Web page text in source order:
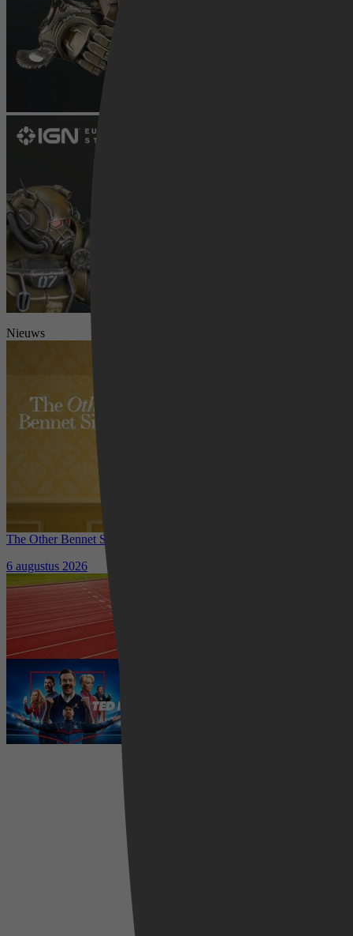
Nieuws
The Other Bennet Sister nu te zien op HBO Max: romantisch
kostuumdrama krijgt lovende recensies
6 augustus 2026